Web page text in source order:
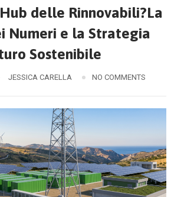
delle Rinnovabili?La
Numeri e la Strategia
Sostenibile
JESSICA CARELLA NO COMMENTS